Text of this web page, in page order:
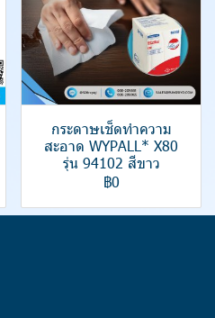
กระดาษเช็ดทำความ
สะอาด WYPALL* X80
รุ่น 94102 สีขาว
฿0